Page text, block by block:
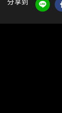
分享到